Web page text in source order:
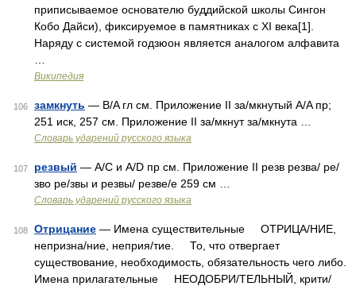
приписываемое основателю буддийской школы Сингон
Кобо Дайси), фиксируемое в памятниках с XI века[1].
Наряду с системой годзюон является аналогом алфавита
Википедия
106 замкнуть — B/A гл см. Приложение II за/мкнутый A/A пр;
251 иск, 257 см. Приложение II за/мкнут за/мкнута …
Словарь ударений русского языка
107 резвый — A/C и A/D пр см. Приложение II резв резва/ ре/
зво ре/звы и резвы/ резве/е 259 см …
Словарь ударений русского языка
108 Отрицание — Имена существительные ОТРИЦА/НИЕ,
непризна/ние, неприя/тие. То, что отвергает
существование, необходимость, обязательность чего либо.
Имена прилагательные НЕОДОБРИ/ТЕЛЬНЫЙ, крити/